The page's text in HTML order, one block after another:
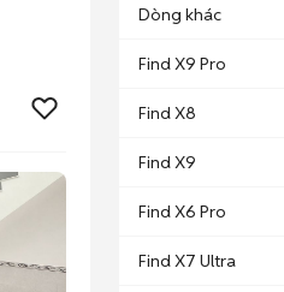
Dòng khác
Find X9 Pro
Find X8
Find X9
Find X6 Pro
Find X7 Ultra